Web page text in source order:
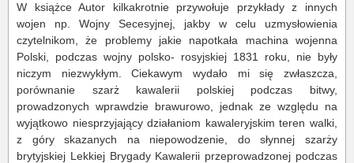
W książce Autor kilkakrotnie przywołuje przykłady z innych
wojen np. Wojny Secesyjnej, jakby w celu uzmysłowienia
czytelnikom, że problemy jakie napotkała machina wojenna
Polski, podczas wojny polsko- rosyjskiej 1831 roku, nie były
niczym niezwykłym. Ciekawym wydało mi się zwłaszcza,
porównanie szarż kawalerii polskiej podczas bitwy,
prowadzonych wprawdzie brawurowo, jednak ze względu na
wyjątkowo niesprzyjający działaniom kawaleryjskim teren walki,
z góry skazanych na niepowodzenie, do słynnej szarży
brytyjskiej Lekkiej Brygady Kawalerii przeprowadzonej podczas